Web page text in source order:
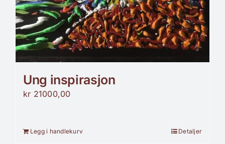
Ung inspirasjon
kr 21000,00
Legg i handlekurv Detaljer